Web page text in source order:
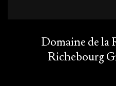
Domaine de la
Richebourg